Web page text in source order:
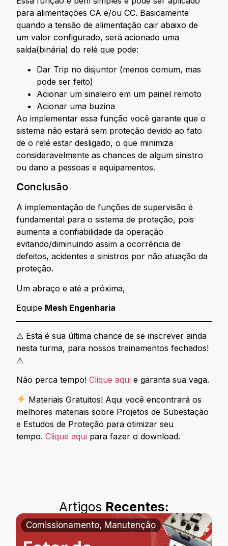
para alimentações CA e/ou CC. Basicamente
quando a tensão de alimentação cair abaixo de
um valor configurado, será acionado uma
saída(binária) do relé que pode:
Dar Trip no disjuntor (menos comum, mas
pode ser feito)
Acionar um sinaleiro em um painel remoto
Acionar uma buzina
Ao implementar essa função você garante que o
sistema não estará sem proteção devido ao fato
de o relé estar desligado, o que minimiza
consideravelmente as chances de algum sinistro
ou dano a pessoas e equipamentos.
Conclusão
A implementação de funções de supervisão é
fundamental para o sistema de proteção, pois
aumenta a confiabilidade da operação
evitando/diminuindo assim a ocorrência de
defeitos, acidentes e sinistros por não atuação da
proteção.
Um abraço e até a próxima,
Equipe Mesh Engenharia
⚠ Esta é sua última chance de se inscrever ainda
nesta turma, para nossos treinamentos fechados!
⚠
Não perca tempo!Clique aqui e garanta sua vaga.
Materiais Gratuitos! Aqui você encontrará os
melhores materiais sobre Projetos de Subestação
e Estudos de Proteção para otimizar seu
tempo.Clique aqui para fazer o download.
Artigos Recentes:
Comissionamento, Manutenção